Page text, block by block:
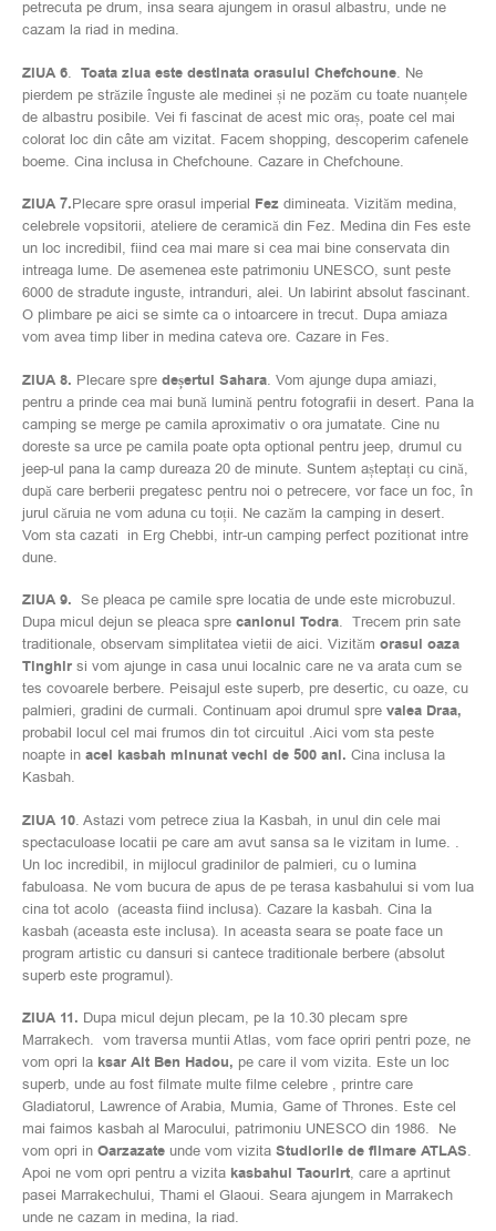
petrecuta pe drum, insa seara ajungem in orasul albastru, unde ne
cazam la riad in medina.
ZIUA 6. Toata ziua este destinata orasului Chefchoune. Ne
pierdem pe străzile înguste ale medinei și ne pozăm cu toate nuanțele
de albastru posibile. Vei fi fascinat de acest mic oraș, poate cel mai
colorat loc din câte am vizitat. Facem shopping, descoperim cafenele
boeme. Cina inclusa in Chefchoune. Cazare in Chefchoune.
ZIUA 7.Plecare spre orasul imperial Fez dimineata. Vizităm medina,
celebrele vopsitorii, ateliere de ceramică din Fez. Medina din Fes este
un loc incredibil, fiind cea mai mare si cea mai bine conservata din
intreaga lume. De asemenea este patrimoniu UNESCO, sunt peste
6000 de stradute inguste, intranduri, alei. Un labirint absolut fascinant.
O plimbare pe aici se simte ca o intoarcere in trecut. Dupa amiaza
vom avea timp liber in medina cateva ore. Cazare in Fes.
ZIUA 8. Plecare spre deșertul Sahara. Vom ajunge dupa amiazi,
pentru a prinde cea mai bună lumină pentru fotografii in desert. Pana la
camping se merge pe camila aproximativ o ora jumatate. Cine nu
doreste sa urce pe camila poate opta optional pentru jeep, drumul cu
jeep-ul pana la camp dureaza 20 de minute. Suntem așteptați cu cină,
după care berberii pregatesc pentru noi o petrecere, vor face un foc, în
jurul căruia ne vom aduna cu toții. Ne cazăm la camping in desert.
Vom sta cazati in Erg Chebbi, intr-un camping perfect pozitionat intre
dune.
ZIUA 9. Se pleaca pe camile spre locatia de unde este microbuzul.
Dupa micul dejun se pleaca spre canionul Todra. Trecem prin sate
traditionale, observam simplitatea vietii de aici. Vizităm orasul oaza
Tinghir si vom ajunge in casa unui localnic care ne va arata cum se
tes covoarele berbere. Peisajul este superb, pre desertic, cu oaze, cu
palmieri, gradini de curmali. Continuam apoi drumul spre valea Draa,
probabil locul cel mai frumos din tot circuitul .Aici vom sta peste
noapte in acel kasbah minunat vechi de 500 ani. Cina inclusa la
Kasbah.
ZIUA 10. Astazi vom petrece ziua la Kasbah, in unul din cele mai
spectaculoase locatii pe care am avut sansa sa le vizitam in lume. .
Un loc incredibil, in mijlocul gradinilor de palmieri, cu o lumina
fabuloasa. Ne vom bucura de apus de pe terasa kasbahului si vom lua
cina tot acolo (aceasta fiind inclusa). Cazare la kasbah. Cina la
kasbah (aceasta este inclusa). In aceasta seara se poate face un
program artistic cu dansuri si cantece traditionale berbere (absolut
superb este programul).
ZIUA 11. Dupa micul dejun plecam, pe la 10.30 plecam spre
Marrakech. vom traversa muntii Atlas, vom face opriri pentri poze, ne
vom opri la ksar Ait Ben Hadou, pe care il vom vizita. Este un loc
superb, unde au fost filmate multe filme celebre , printre care
Gladiatorul, Lawrence of Arabia, Mumia, Game of Thrones. Este cel
mai faimos kasbah al Marocului, patrimoniu UNESCO din 1986. Ne
vom opri in Oarzazate unde vom vizita Studiorile de filmare ATLAS.
Apoi ne vom opri pentru a vizita kasbahul Taourirt, care a aprtinut
pasei Marrakechului, Thami el Glaoui. Seara ajungem in Marrakech
unde ne cazam in medina, la riad.